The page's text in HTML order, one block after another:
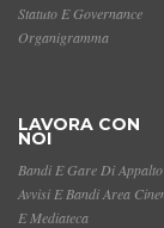
Statuto E Governance
Organigramma
LAVORA CON
NOI
Bandi E Gare Di Appalto
Avvisi E Bandi Area
E Mediateca